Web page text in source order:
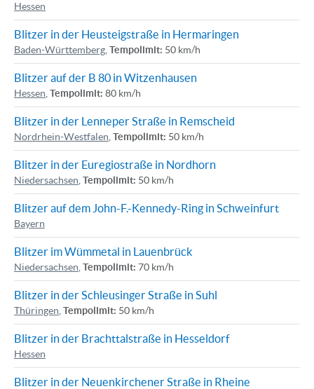
Hessen
Blitzer in der Heusteigstraße in Hermaringen
Baden-Württemberg Tempolimit: 50 km/h
Blitzer auf der B 80 in Witzenhausen
Hessen Tempolimit: 80 km/h
Blitzer in der Lenneper Straße in Remscheid
Nordrhein-Westfalen Tempolimit: 50 km/h
Blitzer in der Euregiostraße in Nordhorn
Niedersachsen Tempolimit: 50 km/h
Blitzer auf dem John-F.-Kennedy-Ring in Schweinfurt
Bayern
Blitzer im Wümmetal in Lauenbrück
Niedersachsen Tempolimit: 70 km/h
Blitzer in der Schleusinger Straße in Suhl
Thüringen Tempolimit: 50 km/h
Blitzer in der Brachttalstraße in Hesseldorf
Hessen
Blitzer in der Neuenkirchener Straße in Rheine